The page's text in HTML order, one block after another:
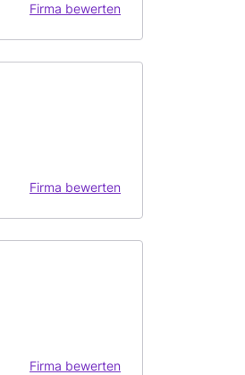
Firma bewerten
Firma bewerten
Firma bewerten